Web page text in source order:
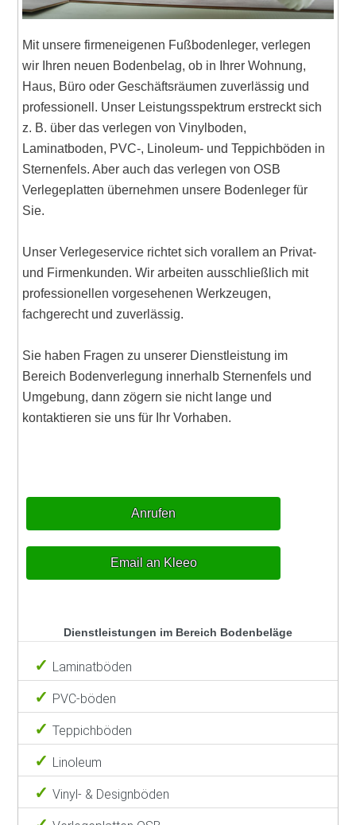
Mit unsere firmeneigenen Fußbodenleger, verlegen
wir Ihren neuen Bodenbelag, ob in Ihrer Wohnung,
Haus, Büro oder Geschäftsräumen zuverlässig und
professionell. Unser Leistungsspektrum erstreckt sich
z. B. über das verlegen von Vinylboden,
Laminatboden, PVC-, Linoleum- und Teppichböden in
Sternenfels. Aber auch das verlegen von OSB
Verlegeplatten übernehmen unsere Bodenleger für
Sie.
Unser Verlegeservice richtet sich vorallem an Privat-
und Firmenkunden. Wir arbeiten ausschließlich mit
professionellen vorgesehenen Werkzeugen,
fachgerecht und zuverlässig.
Sie haben Fragen zu unserer Dienstleistung im
Bereich Bodenverlegung innerhalb Sternenfels und
Umgebung, dann zögern sie nicht lange und
kontaktieren sie uns für Ihr Vorhaben.
Anrufen
Email an Kleeo
Dienstleistungen im Bereich Bodenbeläge
Laminatböden
PVC-böden
Teppichböden
Linoleum
Vinyl- & Designböden